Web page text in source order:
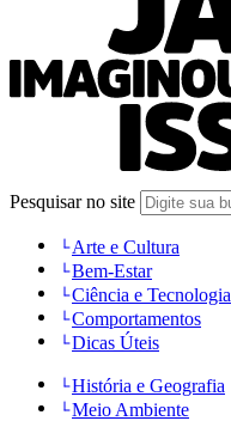
Pesquisar no site
Arte e Cultura
Bem-Estar
Ciência e Tecnologia
Comportamentos
Dicas Úteis
História e Geografia
Meio Ambiente